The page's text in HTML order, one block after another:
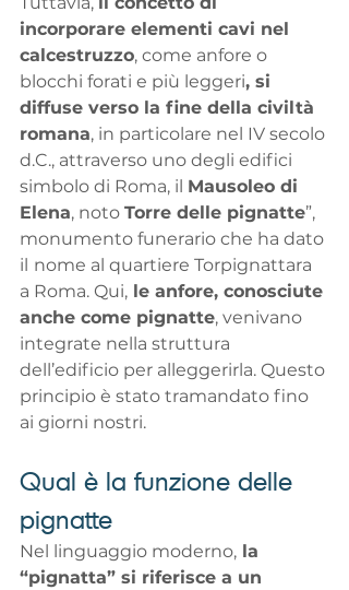
incorporare elementi cavi nel
calcestruzzo, come anfore o
blocchi forati e più leggeri, si
diffuse verso la fine della civiltà
romana, in particolare nel IV secolo
d.C., attraverso uno degli edifici
simbolo di Roma, il Mausoleo di
Elena, noto Torre delle pignatte”,
monumento funerario che ha dato
il nome al quartiere Torpignattara
a Roma. Qui, le anfore, conosciute
anche come pignatte, venivano
integrate nella struttura
dell’edificio per alleggerirla. Questo
principio è stato tramandato fino
ai giorni nostri.
Qual è la funzione delle
pignatte
Nel linguaggio moderno, la
“pignatta” si riferisce a un